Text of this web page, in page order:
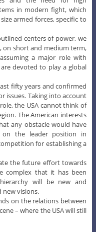
in modern fight, which
armed forces, specific to
centers of power, we
on short and medium term,
a major role with
devoted to play a global
fifty years and confirmed
issues. Taking into account
the USA cannot think of
The American interests
any obstacle would have
on the leader position in
for establishing a
the future effort towards
complex that it has been
will be new and
new visions.
on the relations between
– where the USA will still